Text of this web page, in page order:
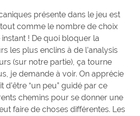
présente dans le jeu est
comme le nombre de choix
! De quoi bloquer la
les plus enclins à de l’analysis
(sur notre partie), ça tourne
je demande à voir. On apprécie
d’être “un peu” guidé par ce
chemins pour se donner une
faire de choses différentes. Les